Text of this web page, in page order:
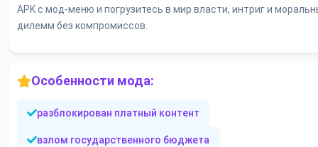
APK с мод-меню и погрузитесь в мир власти, интриг и
дилемм без компромиссов.
Особенности мода:
разблокирован платный контент
взлом государственного бюджета